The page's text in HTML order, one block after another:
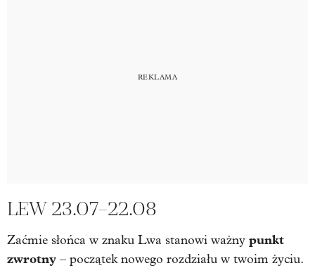
LEW 23.07–22.08
Zaćmie słońca w znaku Lwa stanowi ważny punkt
zwrotny – początek nowego rozdziału w twoim życiu.